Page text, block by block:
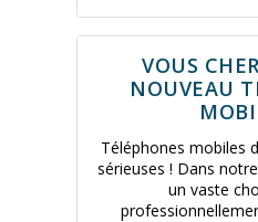
VOUS
NOUVEAU
Téléphones mobiles
sérieuses ! Dans
un vaste